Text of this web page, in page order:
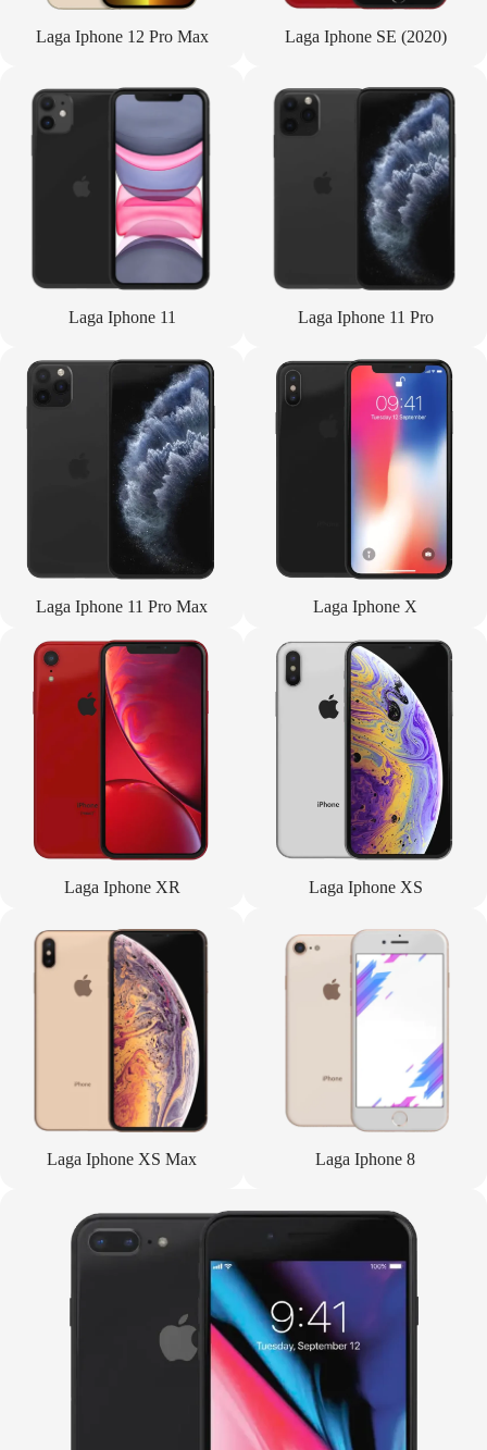
Laga Iphone 12 Pro Max Laga Iphone SE (2020)
Laga Iphone 11 Laga Iphone 11 Pro
Laga Iphone 11 Pro Max Laga Iphone X
Laga Iphone XR Laga Iphone XS
Laga Iphone XS Max Laga Iphone 8